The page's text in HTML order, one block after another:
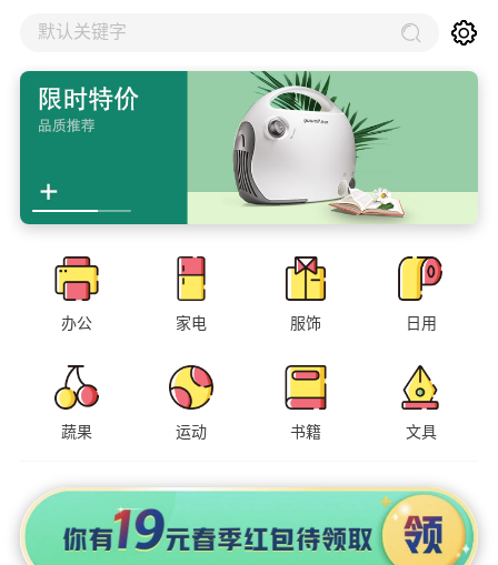
默认关键字
办公 家电 服饰 日用
蔬果 运动 书籍 文具